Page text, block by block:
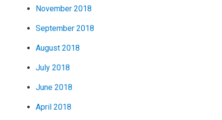
November 2018
September 2018
August 2018
July 2018
June 2018
April 2018